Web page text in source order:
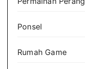
Ponsel
Rumah Game